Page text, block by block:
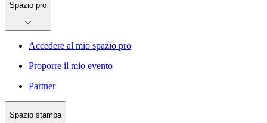
Spazio pro
Accedere al mio spazio pro
Proporre il mio evento
Partner
Spazio stampa